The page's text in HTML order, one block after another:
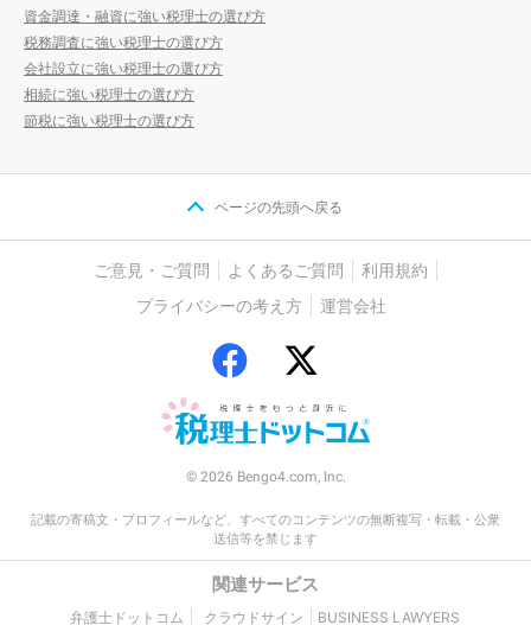
資金調達・融資に強い税理士の選び方
税務調査に強い税理士の選び方
会社設立に強い税理士の選び方
相続に強い税理士の選び方
節税に強い税理士の選び方
ページの先頭へ戻る
ご意見・ご質問 よくあるご質問
利用規約
プライバシーの考え方
運営会社
© 2026 Bengo4.com, Inc.
記載の寄稿文・プロフィールなど、すべてのコンテンツの無断複写・転載・公衆
送信等を禁じます
関連サービス
弁護士ドットコム クラウドサイン BUSINESS LAWYERS